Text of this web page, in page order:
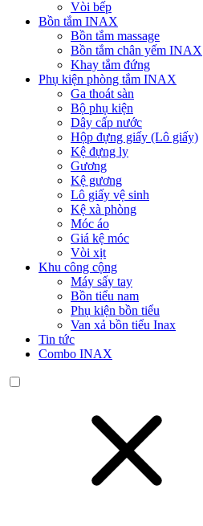
Vòi bếp
Bồn tắm INAX
Bồn tắm massage
Bồn tắm chân yếm INAX
Khay tắm đứng
Phụ kiện phòng tắm INAX
Ga thoát sàn
Bộ phụ kiện
Dây cấp nước
Hộp đựng giấy (Lô giấy)
Kệ đựng ly
Gương
Kệ gương
Lô giấy vệ sinh
Kệ xà phòng
Móc áo
Giá kệ móc
Vòi xịt
Khu công cộng
Máy sấy tay
Bồn tiểu nam
Phụ kiện bồn tiểu
Van xả bồn tiểu Inax
Tin tức
Combo INAX